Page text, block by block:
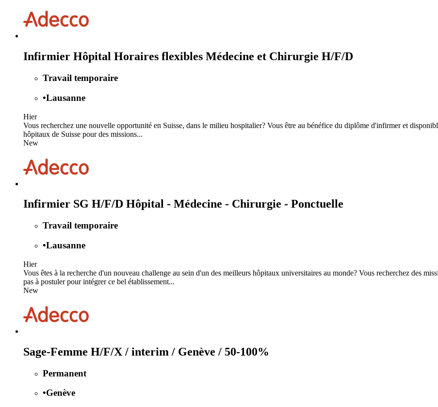
Infirmier Hôpital Horaires flexibles Médecine et Chirurgie H/F/D
Travail temporaire
•Lausanne
Hier
Vous recherchez une nouvelle opportunité en Suisse, dans le milieu hospitalier? Vous être au bénéfice du diplôme d'infirmer et
hôpitaux de Suisse pour des missions...
New
Infirmier SG H/F/D Hôpital - Médecine - Chirurgie - Ponctuelle
Travail temporaire
•Lausanne
Hier
Vous êtes à la recherche d'un nouveau challenge au sein d'un des meilleurs hôpitaux universitaires au monde? Vous recherchez des
pas à postuler pour intégrer ce bel établissement...
New
Sage-Femme H/F/X / interim / Genève / 50-100%
Permanent
•Genève